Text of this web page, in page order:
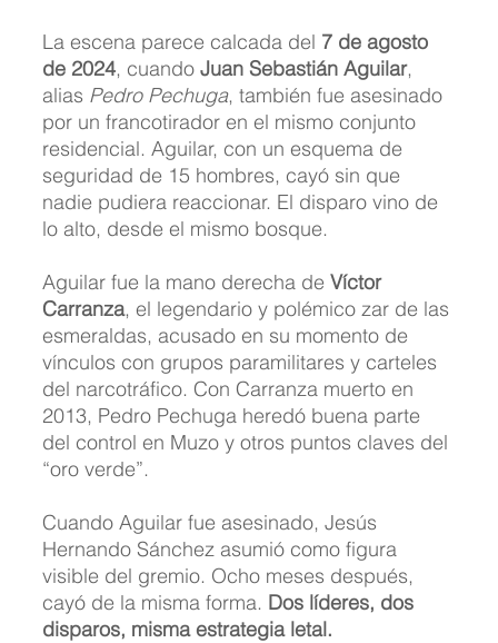
La escena parece calcada del 7 de agosto
de 2024, cuando Juan Sebastián Aguilar,
alias Pedro Pechuga, también fue asesinado
por un francotirador en el mismo conjunto
residencial. Aguilar, con un esquema de
seguridad de 15 hombres, cayó sin que
nadie pudiera reaccionar. El disparo vino de
lo alto, desde el mismo bosque.
Aguilar fue la mano derecha de Víctor
Carranza, el legendario y polémico zar de las
esmeraldas, acusado en su momento de
vínculos con grupos paramilitares y carteles
del narcotráfico. Con Carranza muerto en
2013, Pedro Pechuga heredó buena parte
del control en Muzo y otros puntos claves del
“oro verde”.
Cuando Aguilar fue asesinado, Jesús
Hernando Sánchez asumió como figura
visible del gremio. Ocho meses después,
cayó de la misma forma. Dos líderes, dos
disparos, misma estrategia letal.